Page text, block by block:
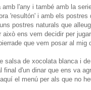
amb l'any i també amb la
'resultón' i amb els postres
postres naturals que
això ens vem decidir per
que vem posar al mig
salsa de xocolata blanca i
final d'un dinar que ens va
el menú per als que no